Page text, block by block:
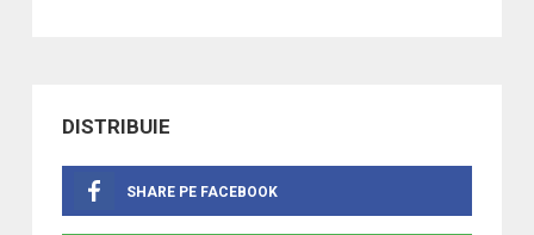
DISTRIBUIE
SHARE PE FACEBOOK